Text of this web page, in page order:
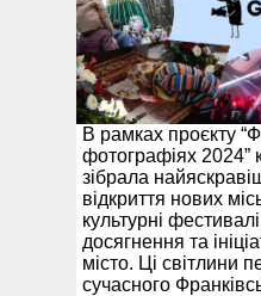
В рамках проєкту
фотографіях 2024”
зібрала
відкриття нових
культурні
досягнення та
місто. Ці світлини
сучасного